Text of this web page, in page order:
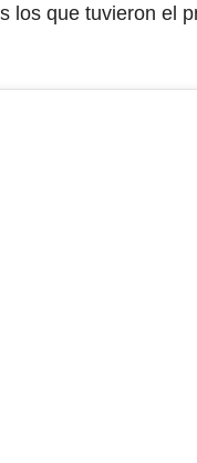
los que tuvieron el